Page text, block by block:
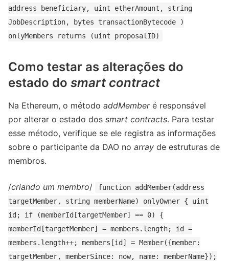
address beneficiary, uint etherAmount, string
JobDescription, bytes transactionBytecode )
onlyMembers returns (uint proposalID)
Como testar as alterações do
estado do smart contract
Na Ethereum, o método addMemberé responsável
por alterar o estado dos smart contracts. Para testar
esse método, verifique se ele registra as informações
sobre o participante da DAO no array de estruturas de
membros.
/criando um membro/
function addMember(address
targetMember, string memberName) onlyOwner { uint
id; if (memberId[targetMember] == 0) {
memberId[targetMember] = members.length; id =
members.length++; members[id] = Member({member:
targetMember, memberSince: now, name: memberName});